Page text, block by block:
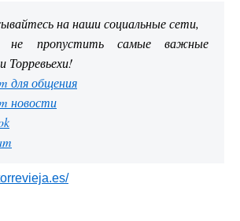
на наши социальные сети,
не пропустить самые важные
Торревьехи!
для общения
новости